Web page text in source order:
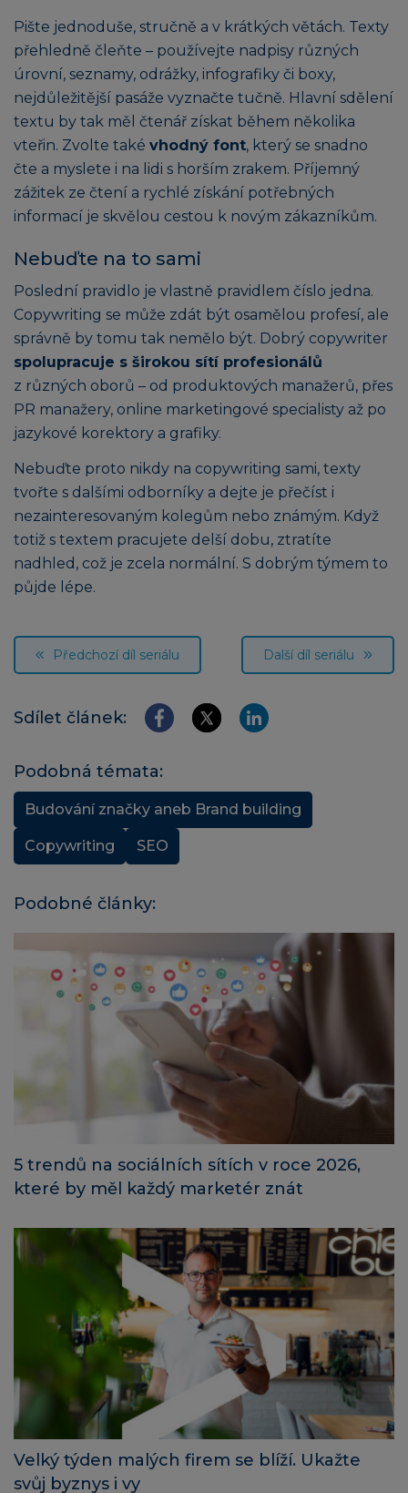
Pište jednoduše, stručně a v krátkých větách. Texty
přehledně čleňte – používejte nadpisy různých
úrovní, seznamy, odrážky, infografiky či boxy,
nejdůležitější pasáže vyznačte tučně. Hlavní sdělení
textu by tak měl čtenář získat během několika
vteřin. Zvolte také vhodný font, který se snadno
čte a myslete i na lidi s horším zrakem. Příjemný
zážitek ze čtení a rychlé získání potřebných
informací je skvělou cestou k novým zákazníkům.
Nebuďte na to sami
Poslední pravidlo je vlastně pravidlem číslo jedna.
Copywriting se může zdát být osamělou profesí, ale
správně by tomu tak nemělo být. Dobrý copywriter
spolupracuje s širokou sítí profesionálů
z různých oborů – od produktových manažerů, přes
PR manažery, online marketingové specialisty až po
jazykové korektory a grafiky.
Nebuďte proto nikdy na copywriting sami, texty
tvořte s dalšími odborníky a dejte je přečíst i
nezainteresovaným kolegům nebo známým. Když
totiž s textem pracujete delší dobu, ztratíte
nadhled, což je zcela normální. S dobrým týmem to
půjde lépe.
Předchozí díl seriálu Další díl seriálu
Sdílet článek:
Podobná témata:
Budování značky aneb Brand building
Copywriting SEO
Podobné články:
5 trendů na sociálních sítích v roce 2026,
které by měl každý marketér znát
Velký týden malých firem se blíží. Ukažte
svůj byznys i vy